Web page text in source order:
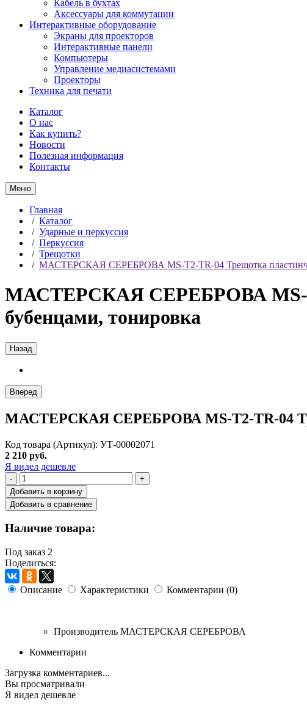
Кабель в бухтах
Аксессуары для коммутации
Интерактивные оборудование
Экраны для проекторов
Интерактивные панели
Компьютеры
Управление медиасистемами
Проекторы
Техника для печати
Каталог
О нас
Как купить?
Новости
Полезная информация
Контакты
Меню
Главная
/ Каталог
/ Ударные и перкуссия
/ Перкуссия
/ Трещотки
/ МАСТЕРСКАЯ СЕРЕБРОВА MS-T2-TR-04 Трещотка
МАСТЕРСКАЯ СЕРЕБРОВА MS-
бубенцами, тонировка
Назад
Вперед
МАСТЕРСКАЯ СЕРЕБРОВА MS-T2-TR-04
Код товара (Артикул): УТ-00002071
2 210 руб.
Я видел дешевле
-
+
Добавить в корзину
Добавить в сравнение
Наличие товара:
Под заказ 2
Поделиться:
Описание Характеристики Комментарии (0)
Производитель МАСТЕРСКАЯ СЕРЕБРОВА
Комментарии
Загрузка комментариев...
Вы просматривали
Я видел дешевле